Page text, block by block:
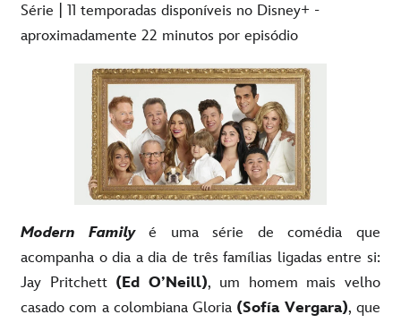
Série | 11 temporadas disponíveis no Disney+ -
aproximadamente 22 minutos por episódio
Modern Familyé uma série de comédia que
acompanha o dia a dia de três famílias ligadas entre si:
Jay Pritchett (Ed O’Neill), um homem mais velho
casado com a colombiana Gloria (Sofía Vergara), que